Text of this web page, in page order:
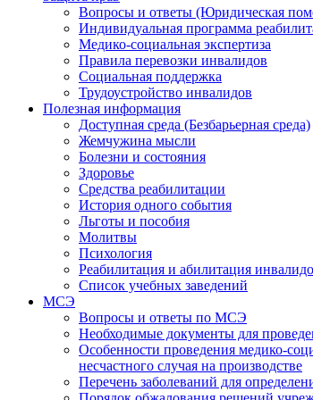
Вопросы и ответы (Юридическая
Индивидуальная программа
Медико-социальная экспертиза
Правила перевозки инвалидов
Социальная поддержка
Трудоустройство инвалидов
Полезная информация
Доступная среда (Безбарьерная среда)
Жемчужина мысли
Болезни и состояния
Здоровье
Средства реабилитации
История одного события
Льготы и пособия
Молитвы
Психология
Реабилитация и абилитация
Список учебных заведений
МСЭ
Вопросы и ответы по МСЭ
Необходимые документы для
Особенности проведения медико-
несчастного случая на производстве
Перечень заболеваний для